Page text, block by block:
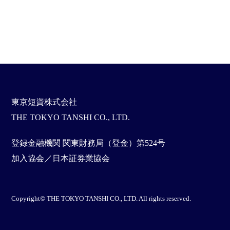
東京短資株式会社
THE TOKYO TANSHI CO., LTD.
登録金融機関 関東財務局（登金）第524号
加入協会／日本証券業協会
Copyright© THE TOKYO TANSHI CO., LTD. All rights reserved.